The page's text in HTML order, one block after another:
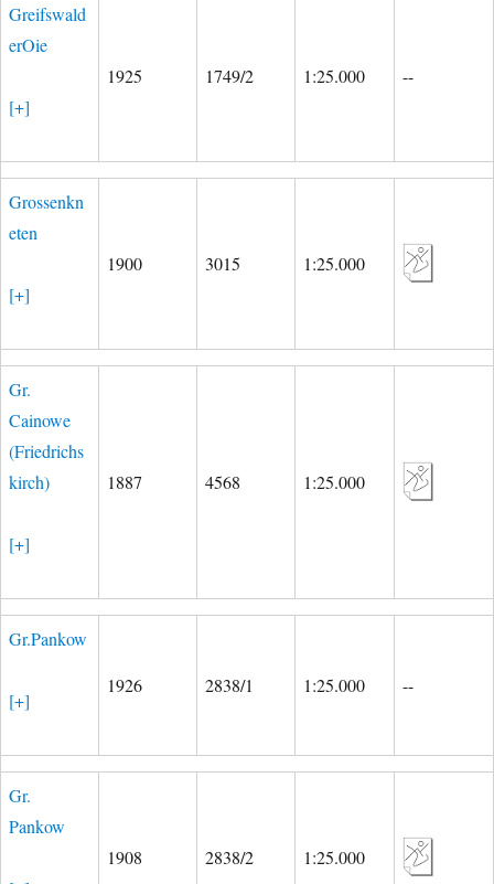
Greifswald
erOie
[+]
1925 1749/2 1:25.000 --
Grossenkn
eten
[+]
1900 3015 1:25.000
Gr.
Cainowe
(Friedrichs
kirch)
[+]
1887 4568 1:25.000
Gr.Pankow
[+]
1926 2838/1 1:25.000 --
Gr.
Pankow
1908 2838/2 1:25.000